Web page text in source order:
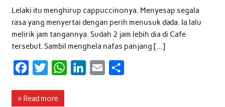
Lelaki itu menghirup cappuccinonya. Menyesap segala
rasa yang menyertai dengan perih menusuk dada. Ia lalu
melirik jam tangannya. Sudah 2 jam lebih dia di Cafe
tersebut. Sambil menghela nafas panjang […]
c
i
W
» Read more